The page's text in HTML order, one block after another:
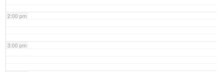
2:00 pm
3:00 pm